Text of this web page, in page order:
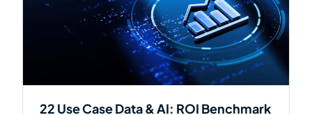
22 Use Case Data & AI: ROI Benchmark